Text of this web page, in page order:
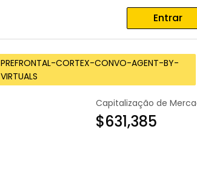
Entrar
PREFRONTAL-CORTEX-CONVO-AGENT-BY-
VIRTUALS
Capitalização de
$631,385